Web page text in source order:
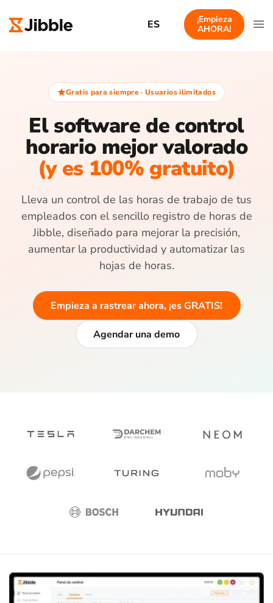
ES
¡Empieza
AHORA!
Gratis para siempre · Usuarios ilimitados
El software de control
horario mejor valorado
(y es 100% gratuito)
Lleva un control de las horas de trabajo de tus
empleados con el sencillo registro de horas de
Jibble, diseñado para mejorar la precisión,
aumentar la productividad y automatizar las
hojas de horas.
Empieza a rastrear ahora, ¡es GRATIS!
Agendar una demo